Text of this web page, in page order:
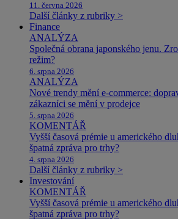
11. června 2026
Další články z rubriky >
Finance
ANALÝZA
Společná obrana japonského jenu.
režim?
6. srpna 2026
ANALÝZA
Nové trendy mění e-commerce:
zákazníci se mění v prodejce
5. srpna 2026
KOMENTÁŘ
Vyšší časová prémie u amerického
špatná zpráva pro trhy?
4. srpna 2026
Další články z rubriky >
Investování
KOMENTÁŘ
Vyšší časová prémie u amerického
špatná zpráva pro trhy?